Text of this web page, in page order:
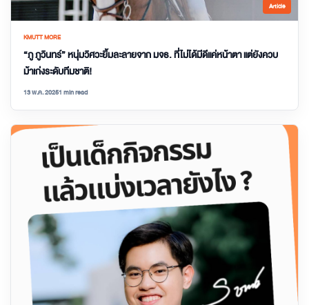
Article
KMUTT MORE
“ภู ภูวินทร์” หนุ่มวิศวะยิ้มละลายจาก มจธ. ที่ไม่ได้มีดีแค่หน้าตา แต่ยังควบ
ม้าเก่งระดับทีมชาติ!
13 พ.ค. 20251 min read